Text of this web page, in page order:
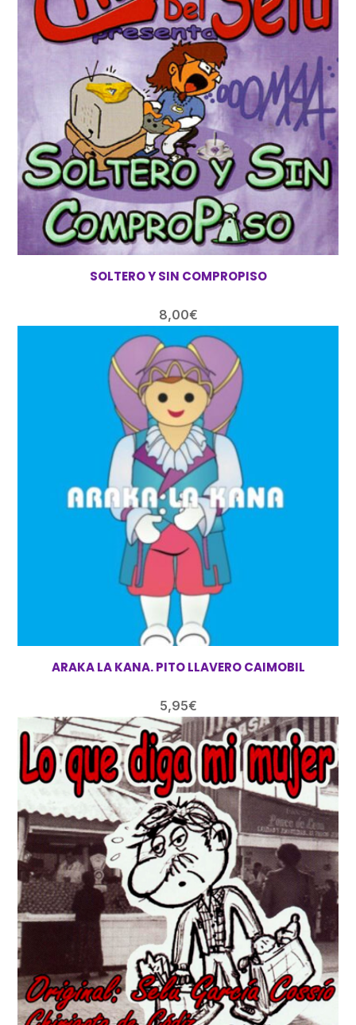
SOLTERO Y SIN COMPROPISO
8,00€
ARAKA LA KANA. PITO LLAVERO CAIMOBIL
5,95€